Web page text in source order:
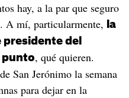
hay, a la par que seguro
A mí, particularmente,
la
presidente del
punto, qué quieren.
San Jerónimo la semana
para dejar en la